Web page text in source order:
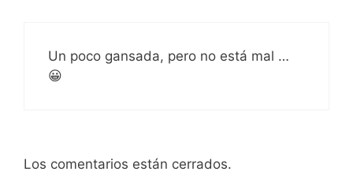
Un poco gansada, pero no está mal …
😀
Los comentarios están cerrados.